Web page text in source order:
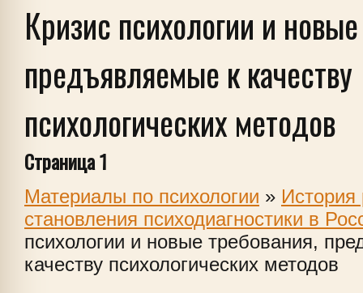
Кризис психологии и
предъявляемые к качеству
психологических методов
Страница 1
Материалы по психологии » История
становления психодиагностики в
психологии и новые требования,
качеству психологических методов